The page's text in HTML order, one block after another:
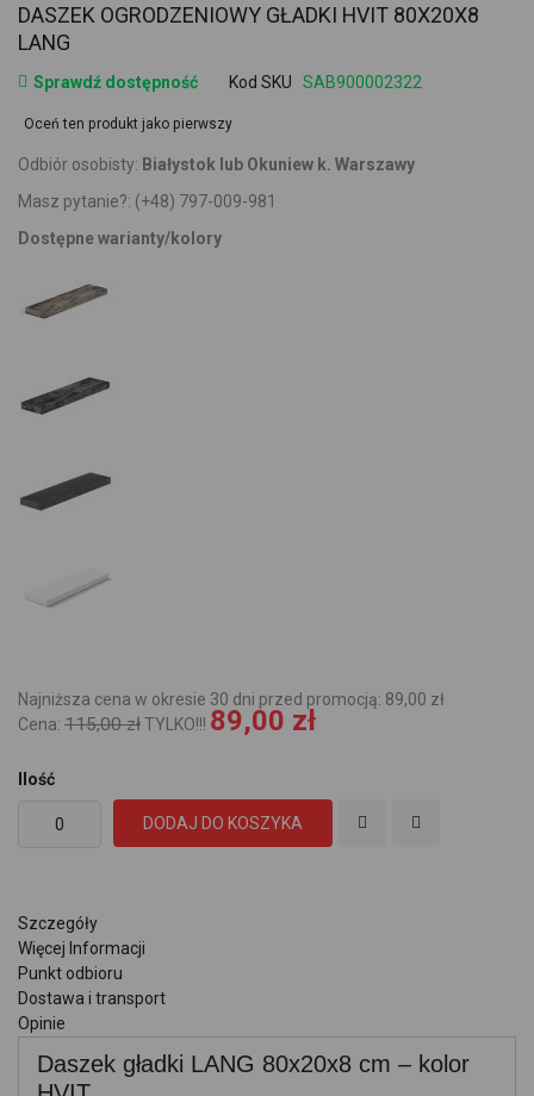
DASZEK OGRODZENIOWY GŁADKI HVIT 80X20X8
LANG
Sprawdź dostępność Kod SKU SAB900002322
Oceń ten produkt jako pierwszy
Odbiór osobisty: Białystok lub Okuniew k. Warszawy
Masz pytanie?: (+48) 797-009-981
Dostępne warianty/kolory
Najniższa cena w okresie 30 dni przed promocją: 89,00 zł
Cena: 115,00 złTYLKO!!! 89,00 zł
Ilość
DODAJ DO KOSZYKA
Szczegóły
Więcej Informacji
Punkt odbioru
Dostawa i transport
Opinie
Daszek gładki LANG 80x20x8 cm – kolor